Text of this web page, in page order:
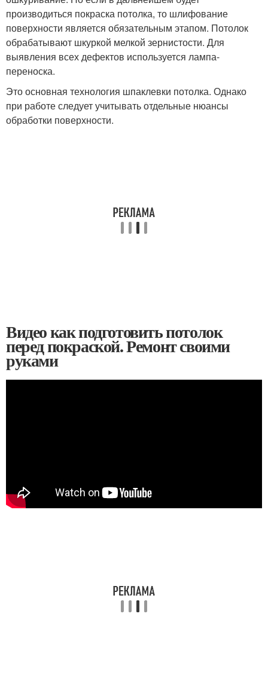
производиться покраска потолка, то шлифование
поверхности является обязательным этапом. Потолок
обрабатывают шкуркой мелкой зернистости. Для
выявления всех дефектов используется лампа-
переноска.
Это основная технология шпаклевки потолка. Однако
при работе следует учитывать отдельные нюансы
обработки поверхности.
Видео как подготовить потолок
перед покраской. Ремонт своими
руками